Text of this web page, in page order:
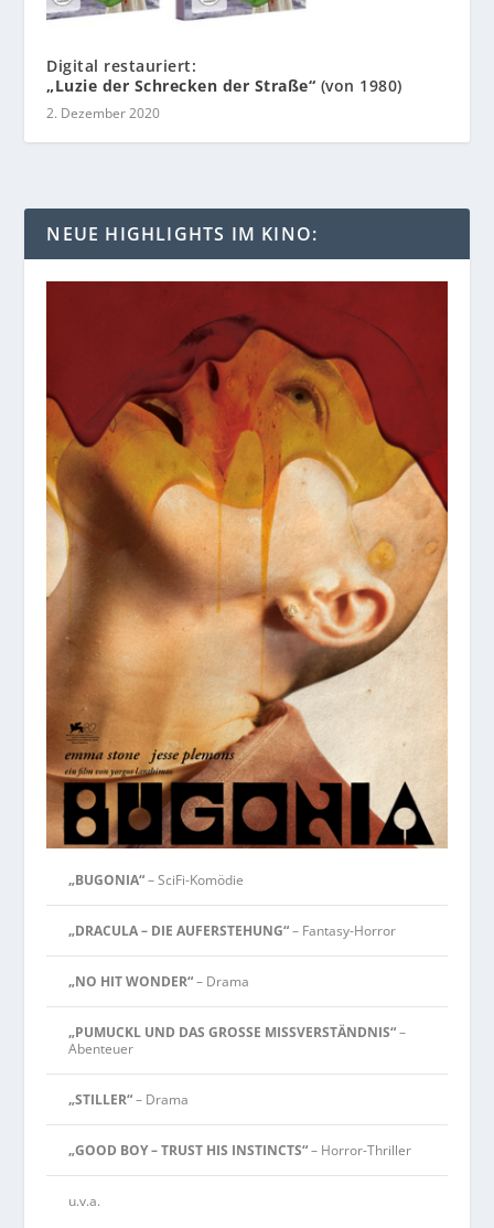
Digital restauriert:
„Luzie der Schrecken der Straße“ (von 1980)
2. Dezember 2020
NEUE HIGHLIGHTS IM KINO:
„BUGONIA“– SciFi-Komödie
„DRACULA – DIE AUFERSTEHUNG“– Fantasy-Horror
„NO HIT WONDER“– Drama
„PUMUCKL UND DAS GROSSE MISSVERSTÄNDNIS“–
Abenteuer
„STILLER“– Drama
„GOOD BOY – TRUST HIS INSTINCTS“– Horror-Thriller
u.v.a.